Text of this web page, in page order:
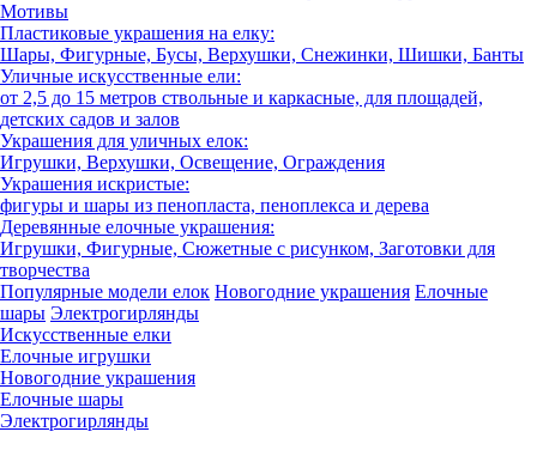
Мотивы
Пластиковые украшения на елку:
Шары, Фигурные, Бусы, Верхушки, Снежинки, Шишки, Банты
Уличные искусственные ели:
от 2,5 до 15 метров ствольные и каркасные, для площадей,
детских садов и залов
Украшения для уличных елок:
Игрушки, Верхушки, Освещение, Ограждения
Украшения искристые:
фигуры и шары из пенопласта, пеноплекса и дерева
Деревянные елочные украшения:
Игрушки, Фигурные, Сюжетные с рисунком, Заготовки для
творчества
Популярные модели елок Новогодние украшения Елочные
шары Электрогирлянды
Искусственные елки
Елочные игрушки
Новогодние украшения
Елочные шары
Электрогирлянды